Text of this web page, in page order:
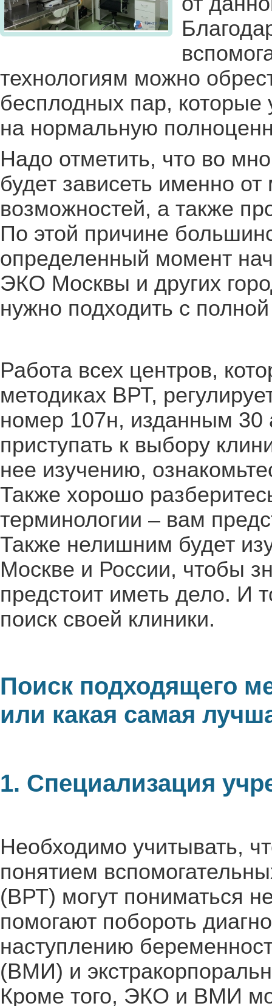
технологиям можно
бесплодных пар, которые
на нормальную
Надо отметить, что во
будет зависеть именно
возможностей, а также
По этой причине
определенный момент
ЭКО Москвы и других
нужно подходить с
Работа всех центров,
методиках ВРТ,
номер 107н, изданным 30
приступать к выбору
нее изучению,
Также хорошо
терминологии – вам
Также нелишним будет
Москве и России, чтобы
предстоит иметь дело. И
поиск своей клиники.
Поиск подходящего
или какая самая
1. Специализация
Необходимо учитывать,
понятием
(ВРТ) могут пониматься
помогают побороть
наступлению
(ВМИ) и
Кроме того, ЭКО и ВМИ